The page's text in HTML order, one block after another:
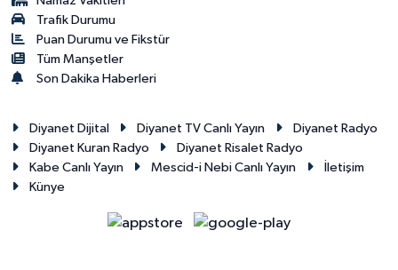
Trafik Durumu
Puan Durumu ve Fikstür
Tüm Manşetler
Son Dakika Haberleri
Diyanet Dijital Diyanet TV Canlı Yayın
Diyanet Radyo
Diyanet Kuran Radyo
Diyanet Risalet Radyo
Kabe Canlı Yayın
Mescid-i Nebi Canlı Yayın
İletişim
Künye